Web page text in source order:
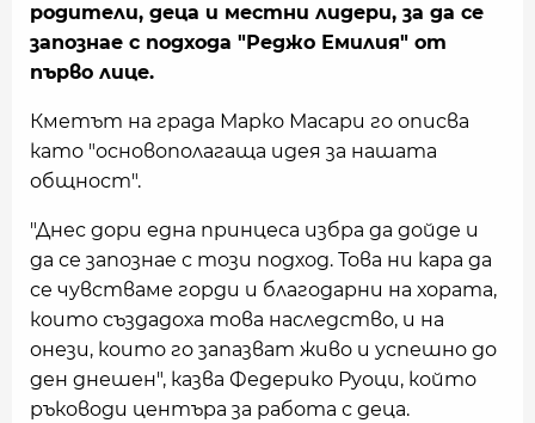
родители, деца и местни лидери, за да се
запознае с подхода "Реджо Емилия" от
първо лице.
Кметът на града Марко Масари го описва
като "основополагаща идея за нашата
общност".
"Днес дори една принцеса избра да дойде и
да се запознае с този подход. Това ни кара да
се чувстваме горди и благодарни на хората,
които създадоха това наследство, и на
онези, които го запазват живо и успешно до
ден днешен", казва Федерико Руоци, който
ръководи центъра за работа с деца.